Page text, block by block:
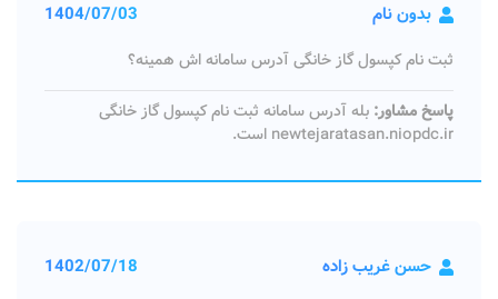
بدون نام 1404/07/03
ثبت نام کپسول گاز خانگی آدرس سامانه اش همینه؟
پاسخ مشاور: بله آدرس سامانه ثبت نام کپسول گاز خانگی
newtejaratasan.niopdc.ir است.
حسن غریب زاده 1402/07/18